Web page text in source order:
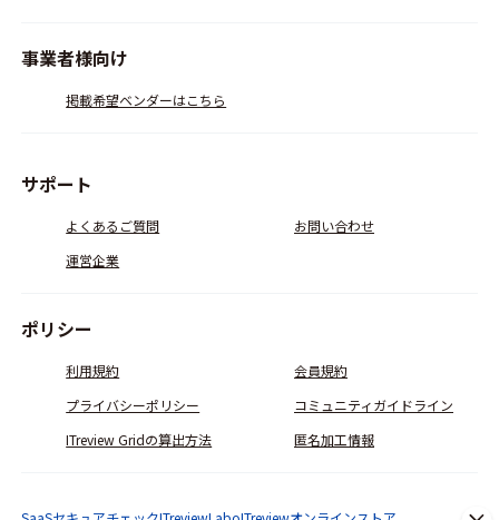
事業者様向け
掲載希望ベンダーはこちら
サポート
よくあるご質問
お問い合わせ
運営企業
ポリシー
利用規約
会員規約
プライバシーポリシー
コミュニティガイドライン
ITreview Gridの算出方法
匿名加工情報